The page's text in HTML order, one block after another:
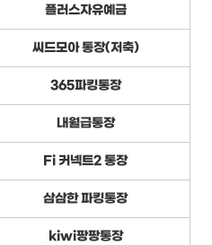
플러스자유예금
씨드모아 통장(저축)
365파킹통장
내월급통장
Fi 커넥트2 통장
삼삼한 파킹통장
kiwi팡팡통장